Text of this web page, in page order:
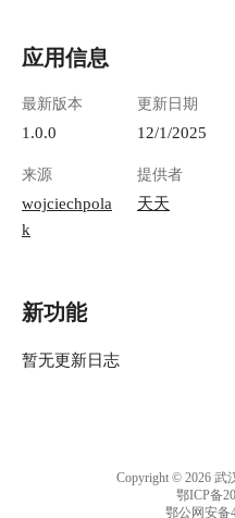
应用信息
最新版本
1.0.0
更新日期
12/1/2025
来源
wojciechpola
k
提供者
天天
新功能
暂无更新日志
Copyright © 2026 武
鄂ICP备
鄂公网安备